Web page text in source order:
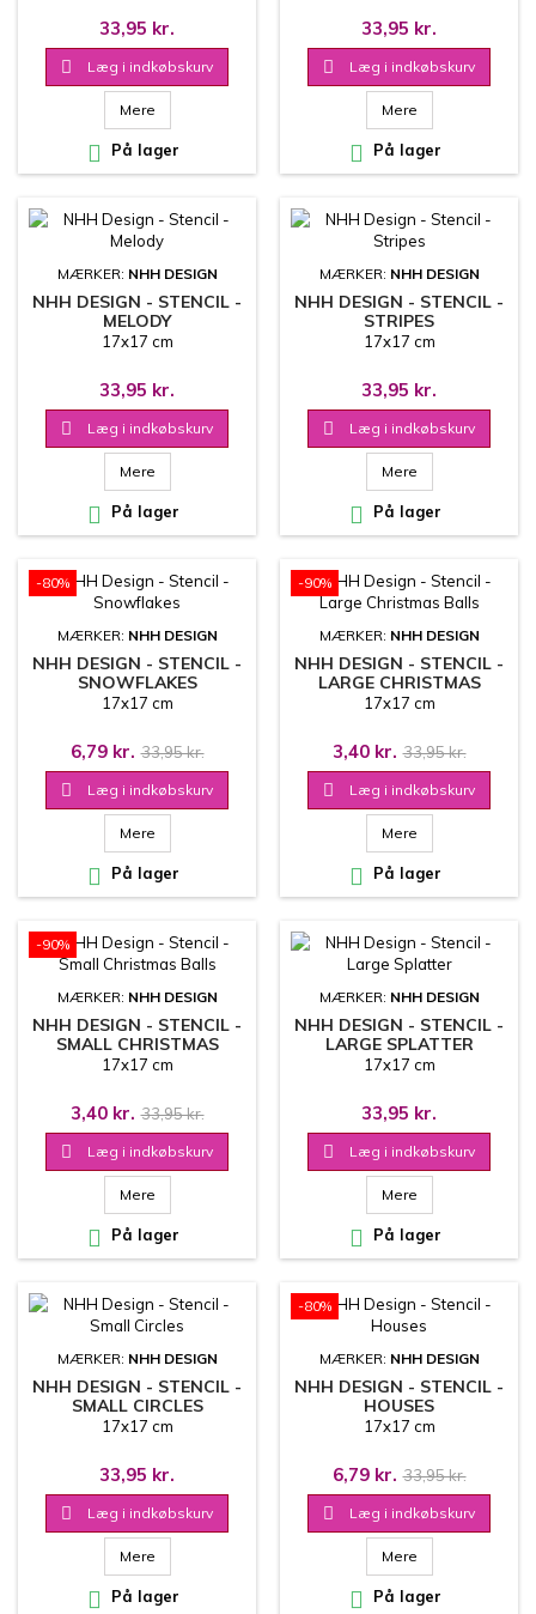
33,95 kr.
 Læg i indkøbskurv
Mere
 På lager
33,95 kr.
 Læg i indkøbskurv
Mere
 På lager
MÆRKER: NHH DESIGN
NHH DESIGN - STENCIL -
MELODY
17x17 cm
33,95 kr.
 Læg i indkøbskurv
Mere
 På lager
MÆRKER: NHH DESIGN
NHH DESIGN - STENCIL -
STRIPES
17x17 cm
33,95 kr.
 Læg i indkøbskurv
Mere
 På lager
-80%
MÆRKER: NHH DESIGN
NHH DESIGN - STENCIL -
SNOWFLAKES
17x17 cm
6,79 kr. 33,95 kr.

Læg i indkøbskurv
Mere
 På lager
-90%
MÆRKER: NHH DESIGN
NHH DESIGN - STENCIL -
LARGE CHRISTMAS
BALLS
17x17 cm
3,40 kr. 33,95 kr.

Læg i indkøbskurv
Mere
 På lager
-90%
MÆRKER: NHH DESIGN
NHH DESIGN - STENCIL -
SMALL CHRISTMAS
BALLS
17x17 cm
3,40 kr. 33,95 kr.

Læg i indkøbskurv
Mere
 På lager
MÆRKER: NHH DESIGN
NHH DESIGN - STENCIL -
LARGE SPLATTER
17x17 cm
33,95 kr.
 Læg i indkøbskurv
Mere
 På lager
MÆRKER: NHH DESIGN
NHH DESIGN - STENCIL -
SMALL CIRCLES
17x17 cm
33,95 kr.
 Læg i indkøbskurv
Mere
 På lager
-80%
MÆRKER: NHH DESIGN
NHH DESIGN - STENCIL -
HOUSES
17x17 cm
6,79 kr. 33,95 kr.

Læg i indkøbskurv
Mere
 På lager